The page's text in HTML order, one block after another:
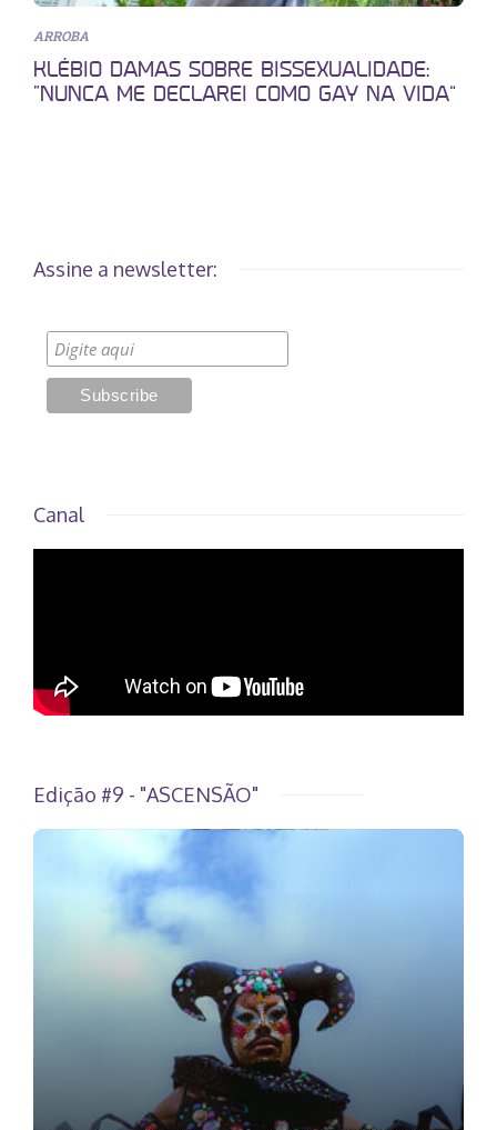
ARROBA
KLÉBIO DAMAS SOBRE BISSEXUALIDADE:
“NUNCA ME DECLAREI COMO GAY NA VIDA”
Assine a newsletter:
Canal
Edição #9 - "ASCENSÃO"